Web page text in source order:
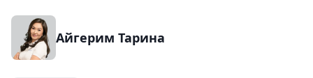
Айгерим Тарина